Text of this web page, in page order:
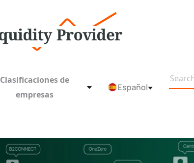
Clasificaciones de
empresas
Español